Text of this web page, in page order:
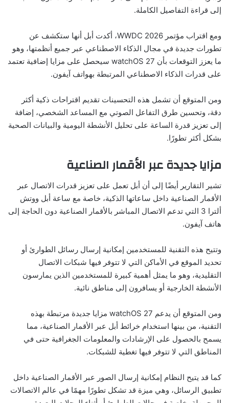
إلى قراءة التفاصيل الكاملة.
ومع اقتراب مؤتمر WWDC 2026، أكدت أبل أنها ستكشف عن
تطورات جديدة في مجال الذكاء الاصطناعي عبر جميع أنظمتها، وهو
ما يعزز التوقعات بأن watchOS 27 سيحصل على مزايا إضافية تعتمد
على قدرات الذكاء الاصطناعي المرتبطة بهواتف آيفون.
ومن المتوقع أن تشمل هذه التحسينات تقديم اقتراحات ذكية أكثر
دقة، وتحسين طرق التفاعل الصوتي مع المساعد الشخصي، إضافة
إلى تعزيز قدرة الساعة على تحليل الأنشطة اليومية والبيانات الصحية
بشكل أكثر تطورًا.
مزايا جديدة عبر الأقمار الصناعية
تشير التقارير أيضًا إلى أن أبل تعمل على تعزيز قدرات الاتصال عبر
الأقمار الصناعية داخل ساعاتها الذكية، خاصة مع ساعة أبل ووتش
ألترا 3 التي تدعم الاتصال المباشر بالأقمار الصناعية دون الحاجة إلى
هاتف آيفون.
وتتيح هذه التقنية للمستخدمين إمكانية إرسال رسائل الطوارئ أو
تحديد الموقع في الأماكن التي لا تتوفر فيها شبكات الاتصال
التقليدية، وهو ما يمثل أهمية كبيرة للمستخدمين الذين يمارسون
الأنشطة الخارجية أو يسافرون إلى مناطق نائية.
ومن المتوقع أن يدعم watchOS 27 مزايا جديدة مرتبطة بهذه
التقنية، من بينها استخدام خرائط أبل عبر الأقمار الصناعية، مما
يسمح بالحصول على الإرشادات والمعلومات الجغرافية حتى في
المناطق التي لا تتوفر فيها تغطية للشبكات.
كما قد يتيح النظام إمكانية إرسال الصور عبر الأقمار الصناعية داخل
تطبيق الرسائل، وهي ميزة قد تشكل تطورًا مهمًا في عالم الاتصالات